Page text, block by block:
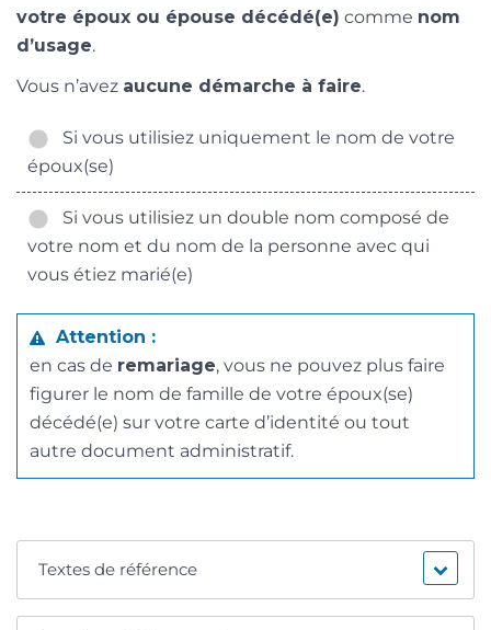
votre époux ou épouse décédé(e) comme nom
d’usage.
Vous n’avez aucune démarche à faire.
Si vous utilisiez uniquement le nom de votre
époux(se)
Si vous utilisiez un double nom composé de
votre nom et du nom de la personne avec qui
vous étiez marié(e)
Attention :
en cas de remariage, vous ne pouvez plus faire
figurer le nom de famille de votre époux(se)
décédé(e) sur votre carte d’identité ou tout
autre document administratif.
Textes de référence